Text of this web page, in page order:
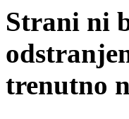
Strani ni
trenutno